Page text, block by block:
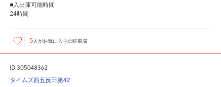
■入出庫可能時間
24時間
5人がお気に入りの駐車場
ID:305048362
タイムズ西五反田第42